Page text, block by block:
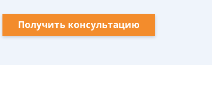
Получить консультацию